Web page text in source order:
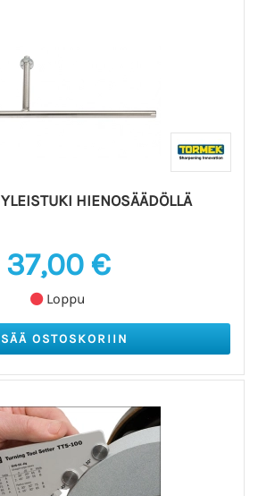
HIENOSÄÄDÖLLÄ
37,00 €
Loppu